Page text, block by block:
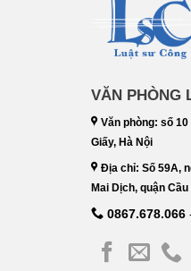
VĂN PHÒNG
Văn phòng: số
Giấy, Hà Nội
Địa chỉ: Số 59A,
Mai Dịch, quận Cầu
0867.678.066